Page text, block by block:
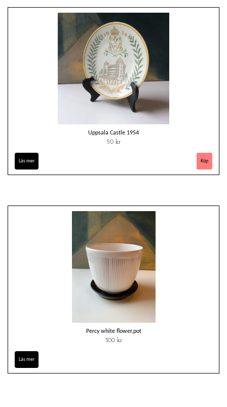
Uppsala Castle 1954
50 kr
Läs mer
Percy white flower,pot
300 kr
Läs mer